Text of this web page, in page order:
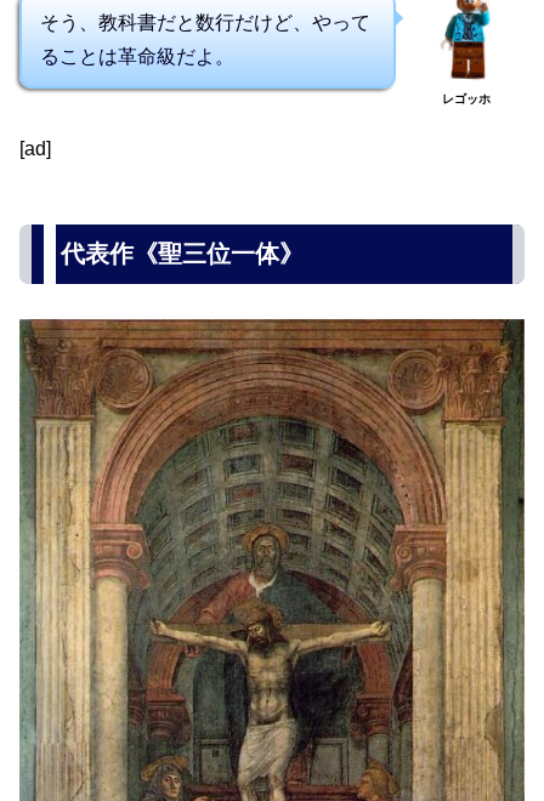
そう、教科書だと数行だけど、やって
ることは革命級だよ。
レゴッホ
[ad]
代表作《聖三位一体》